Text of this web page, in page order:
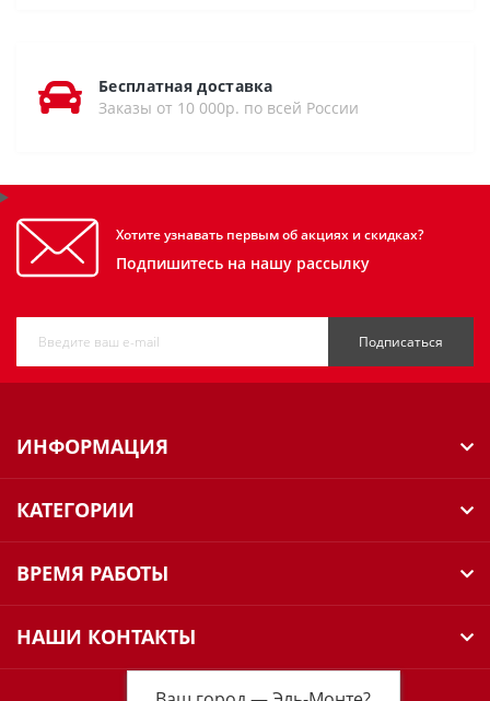
Бесплатная доставка
Заказы от 10 000р. по всей России
Хотите узнавать первым об акциях и скидках?
Подпишитесь на нашу рассылку
Подписаться
ИНФОРМАЦИЯ
КАТЕГОРИИ
ВРЕМЯ РАБОТЫ
НАШИ КОНТАКТЫ